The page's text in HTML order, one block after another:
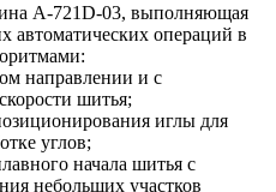
A-721D-03, выполняющая
автоматических операций в
направлении и с
шитья;
иглы для
углов;
начала шитья с
небольших участков